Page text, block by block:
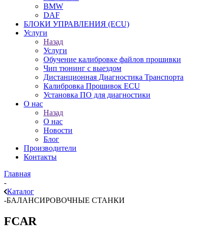
BMW
DAF
БЛОКИ УПРАВЛЕНИЯ (ECU)
Услуги
Назад
Услуги
Обучение калибровке файлов прошивки
Чип тюнинг с выездом
Дистанционная Диагностика Транспорта
Калибровка Прошивок ECU
Установка ПО для диагностики
О нас
Назад
О нас
Новости
Блог
Производители
Контакты
Главная
-
Каталог
-БАЛАНСИРОВОЧНЫЕ СТАНКИ
FCAR